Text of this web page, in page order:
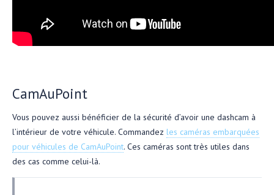
CamAuPoint
Vous pouvez aussi bénéficier de la sécurité d’avoir une dashcam à
l’intérieur de votre véhicule. Commandez les caméras embarquées
pour véhicules de CamAuPoint. Ces caméras sont très utiles dans
des cas comme celui-là.